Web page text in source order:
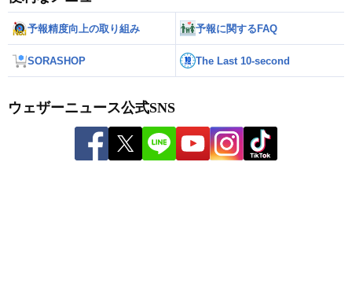
予報精度向上の取り組み 予報に関するFAQ
SORASHOP The Last 10-second
ウェザーニュース公式SNS